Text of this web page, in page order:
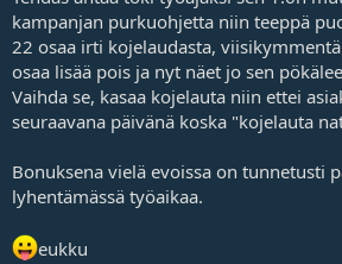
kampanjan purkuohjetta niin teeppä
22 osaa irti kojelaudasta,
osaa lisää pois ja nyt näet jo sen
Vaihda se, kasaa kojelauta niin ettei
seuraavana päivänä koska "kojelauta
Bonuksena vielä evoissa on tunnetusti
lyhentämässä työaikaa.
eukku